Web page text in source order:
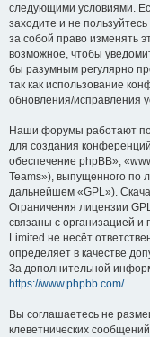
следующими условиями.
заходите и не
за собой право изменять
возможное, чтобы
бы разумным регулярно
так как использование
обновления/исправления
Наши форумы работают
для создания
обеспечение phpBB»,
Teams»), выпущенного по
дальнейшем «GPL»).
Ограничения лицензии
связаны с организацией
Limited не несёт
определяет в качестве
За дополнительной
https://www.phpbb.com/.
Вы соглашаетесь не
клеветнических